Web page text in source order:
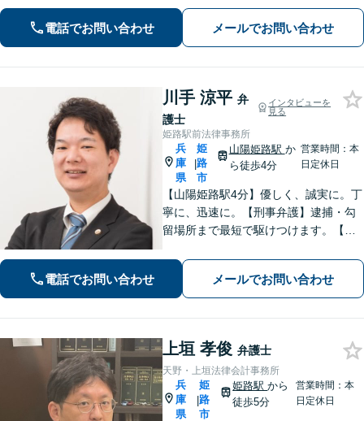
が、オーダーメイドの解決策をご提案
「他の事務所で対応できなかった自己
破産もご相談ください」【本竜野駅5
分】
電話でお問い合わせ メールでお問い合わせ
川手 涼平 弁
護士
インタビューを
見る
姫路駅前法律事務所
兵
庫
県
|
姫
路
市
山陽姫路駅 か
ら徒歩4分
営業時間：本
日定休日
【山陽姫路駅4分】優しく、誠実に。丁
寧に、迅速に。【刑事弁護】逮捕・勾
留場所まで最短で駆けつけます。【債
の生活再建をサポートします。【交通
事故】「こんな相談でも大丈夫だろう
か」と躊躇されている方もご相談くだ
さい。
電話でお問い合わせ メールでお問い合わせ
上垣 孝俊 弁護士
天野・上垣法律会計事務所
兵
庫
県
|
姫
路
市
姫路駅から
徒歩5分
営業時間：本
日定休日